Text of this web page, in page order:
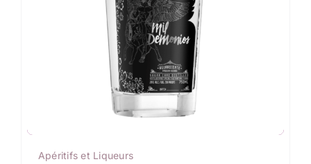
Apéritifs et Liqueurs